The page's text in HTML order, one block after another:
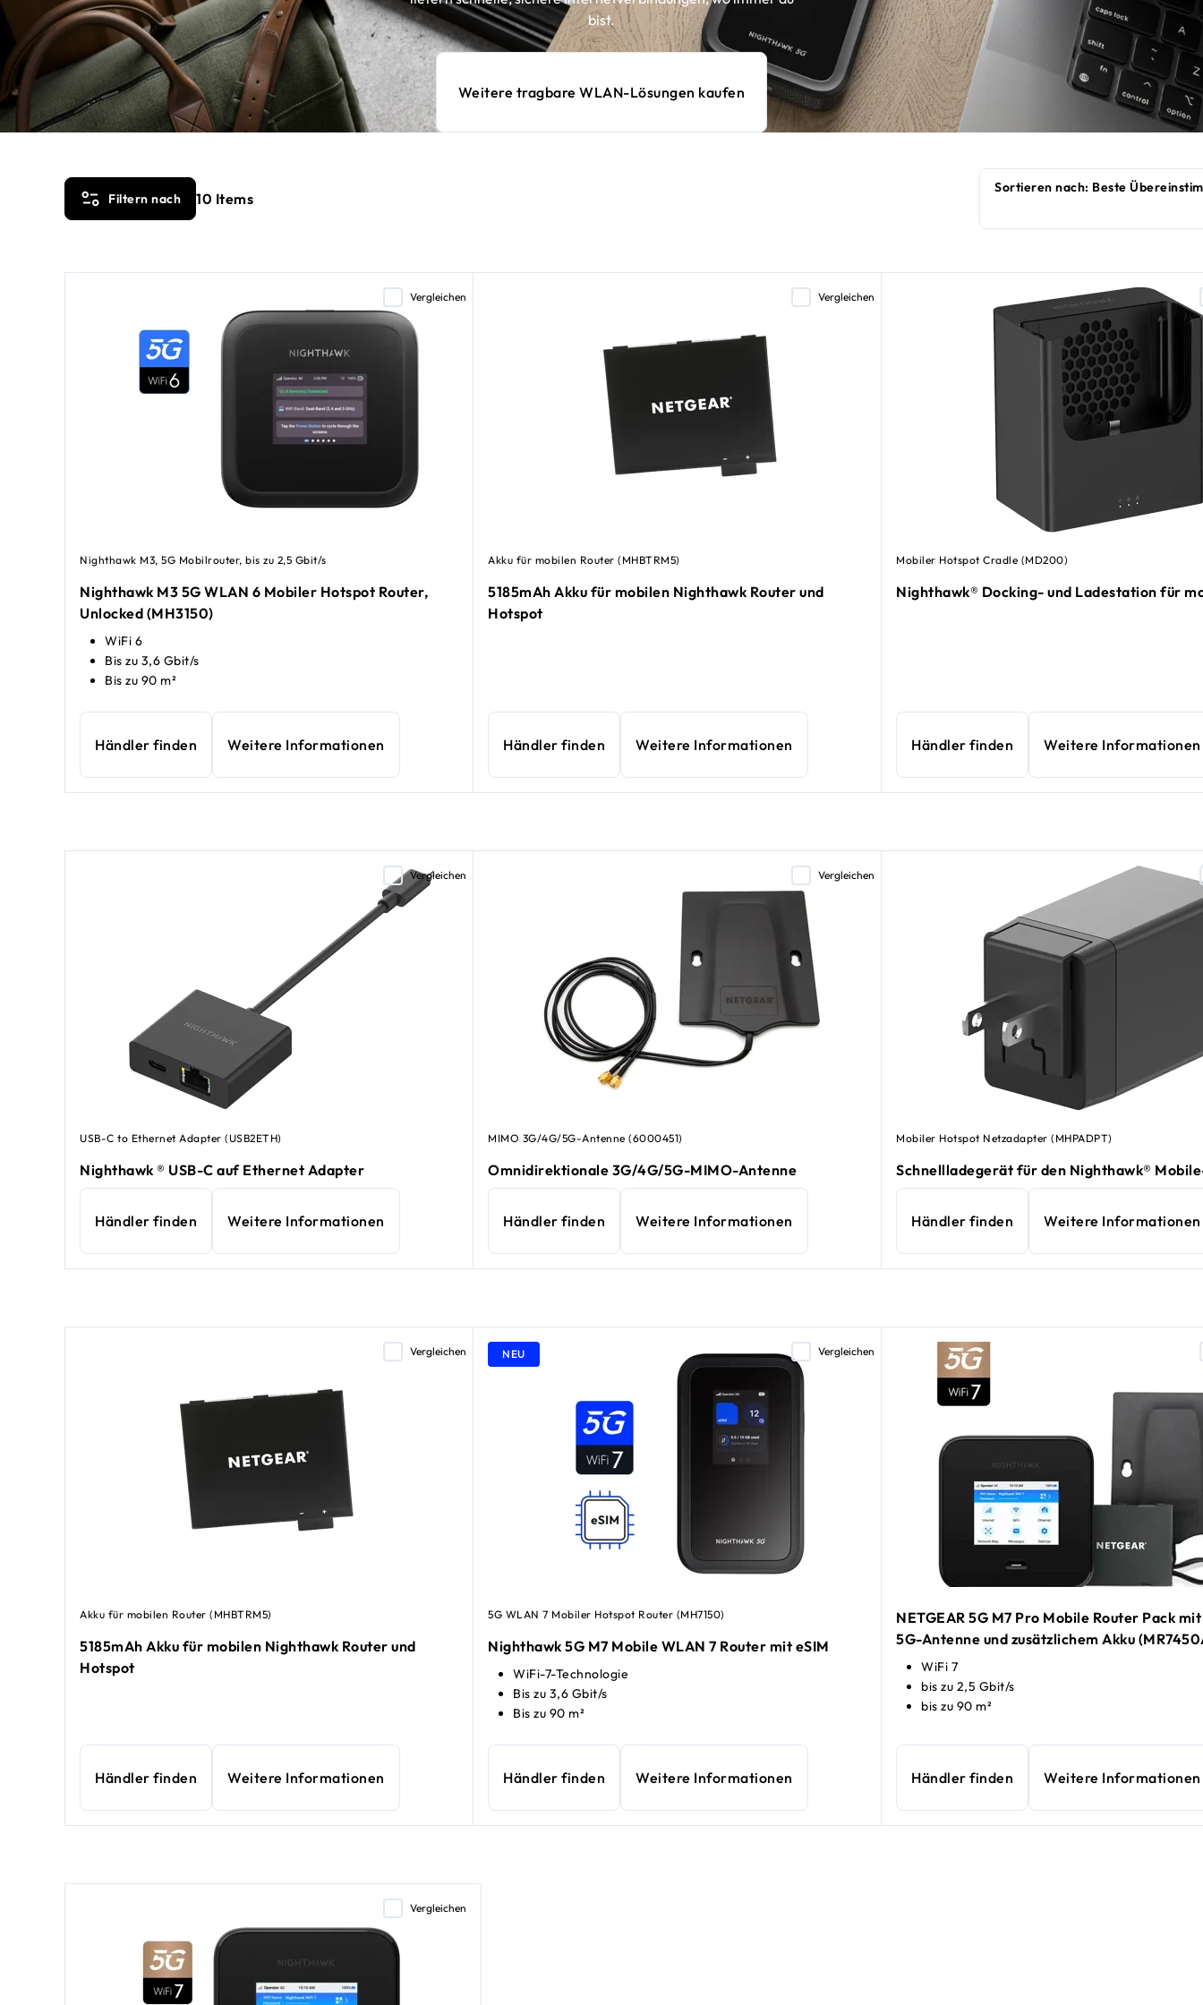
bist.
Weitere tragbare WLAN-Lösungen kaufen
Filtern nach 10 Items
Vergleichen
Nighthawk M3, 5G Mobilrouter, bis zu 2,5 Gbit/s
Nighthawk M3 5G WLAN 6 Mobiler Hotspot Router,
Unlocked (MH3150)
WiFi 6
Bis zu 3,6 Gbit/s
Bis zu 90 m²
Händler finden Weitere Informationen
Vergleichen
Akku für mobilen Router (MHBTRM5)
5185mAh Akku für mobilen Nighthawk Router und
Hotspot
Händler finden Weitere Informationen
Mobiler Hotspot Cradle (MD200)
Nighthawk® Docking- und Ladestation für
Händler finden Weitere Informationen
Vergleichen
USB-C to Ethernet Adapter (USB2ETH)
Nighthawk ® USB-C auf Ethernet Adapter
Händler finden Weitere Informationen
Vergleichen
MIMO 3G/4G/5G-Antenne (6000451)
Omnidirektionale 3G/4G/5G-MIMO-Antenne
Händler finden Weitere Informationen
Mobiler Hotspot Netzadapter (MHPADPT)
Schnellladegerät für den Nighthawk®
Händler finden Weitere Informationen
Vergleichen
Akku für mobilen Router (MHBTRM5)
5185mAh Akku für mobilen Nighthawk Router und
Hotspot
Händler finden Weitere Informationen
Vergleichen
NEU
5G WLAN 7 Mobiler Hotspot Router (MH7150)
Nighthawk 5G M7 Mobile WLAN 7 Router mit eSIM
WiFi-7-Technologie
Bis zu 3,6 Gbit/s
Bis zu 90 m²
Händler finden Weitere Informationen
NETGEAR 5G M7 Pro Mobile Router Pack
5G-Antenne und zusätzlichem Akku
WiFi 7
bis zu 2,5 Gbit/s
bis zu 90 m²
Händler finden Weitere Informationen
Vergleichen